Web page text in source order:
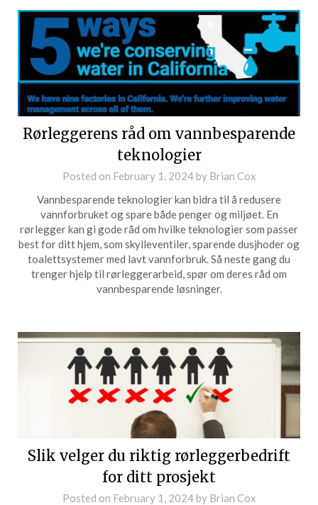
Rørleggerens råd om vannbesparende
teknologier
Posted on February 1, 2024by Brian Cox
Vannbesparende teknologier kan bidra til å redusere
vannforbruket og spare både penger og miljøet. En
rørlegger kan gi gode råd om hvilke teknologier som passer
best for ditt hjem, som skylleventiler, sparende dusjhoder og
toalettsystemer med lavt vannforbruk. Så neste gang du
trenger hjelp til rørleggerarbeid, spør om deres råd om
vannbesparende løsninger.
Slik velger du riktig rørleggerbedrift
for ditt prosjekt
Posted on February 1, 2024by Brian Cox